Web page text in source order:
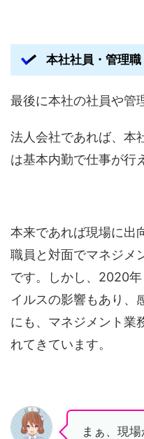
本社社員・管理職
最後に本社の社員や管
法人会社であれば、本
は基本内勤で仕事が行
本来であれば現場に出
職員と対面でマネジメ
です。しかし、2020
イルスの影響もあり、
にも、マネジメント業
れてきています。
まぁ、現